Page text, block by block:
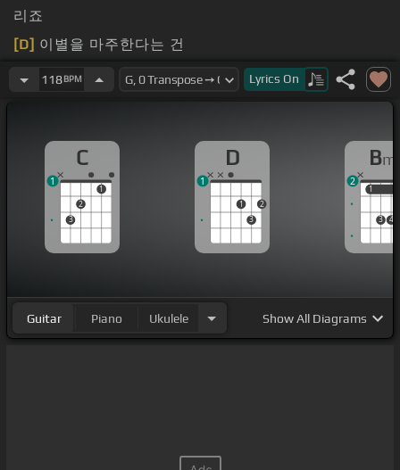
리죠
[D] 이별을 마주한다는 건
[Em] 어제에도는 내일이 없다는 건
118BPM Lyrics On
C
3
2
1
1
D
1
3
2
1
Bm
1
3 4
1
2
Guitar Piano Ukulele ShowAll Diagrams